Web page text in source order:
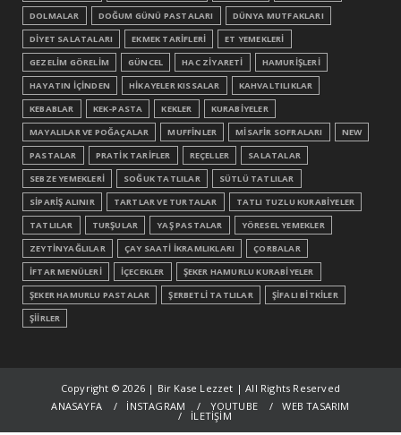
DOLMALAR
DOĞUM GÜNÜ PASTALARI
DÜNYA MUTFAKLARI
DİYET SALATALARI
EKMEK TARİFLERİ
ET YEMEKLERİ
GEZELİM GÖRELİM
GÜNCEL HAC ZİYARETİ
HAMURİŞLERİ
HAYATIN İÇİNDEN
HİKAYELER KISSALAR
KAHVALTILIKLAR
KEBABLAR
KEK-PASTA KEKLER
KURABİYELER
MAYALILAR VE POĞAÇALAR
MUFFİNLER MİSAFİR SOFRALARI
NEW
PASTALAR
PRATİK TARİFLER REÇELLER
SALATALAR
SEBZE YEMEKLERİ
SOĞUK TATLILAR
SÜTLÜ TATLILAR
SİPARİŞ ALINIR
TARTLAR VE TURTALAR
TATLI TUZLU KURABİYELER
TATLILAR
TURŞULAR YAŞ PASTALAR
YÖRESEL YEMEKLER
ZEYTİNYAĞLILAR
ÇAY SAATİ İKRAMLIKLARI
ÇORBALAR
İFTAR MENÜLERİ
İÇECEKLER
ŞEKER HAMURLU KURABİYELER
ŞEKER HAMURLU PASTALAR
ŞERBETLİ TATLILAR
ŞİFALI BİTKİLER
ŞİİRLER
Copyright ©2026 | Bir Kase Lezzet | All Rights Reserved
ANASAYFA
İNSTAGRAM YOUTUBE WEB TASARIM
İLETİŞİM